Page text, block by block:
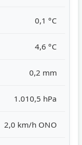
0,1 °C
4,6 °C
0,2 mm
1.010,5 hPa
2,0 km/h ONO